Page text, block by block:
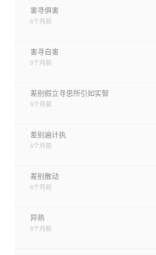
害寻俱害
6个月前
害寻自害
6个月前
差别假立寻思所引如实智
6个月前
差别遍计执
6个月前
差别散动
6个月前
异熟
6个月前